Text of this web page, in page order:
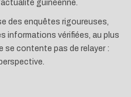
guinéenne.
des enquêtes rigoureuses,
informations vérifiées, au plus
se contente pas de relayer :